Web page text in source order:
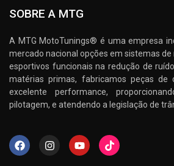
SOBRE A MTG
A MTG MotoTunings® é uma empresa
mercado nacional opções em sistemas
esportivos funcionais na redução de
matérias primas, fabricamos peças de
excelente performance,
pilotagem, e atendendo a legislação de